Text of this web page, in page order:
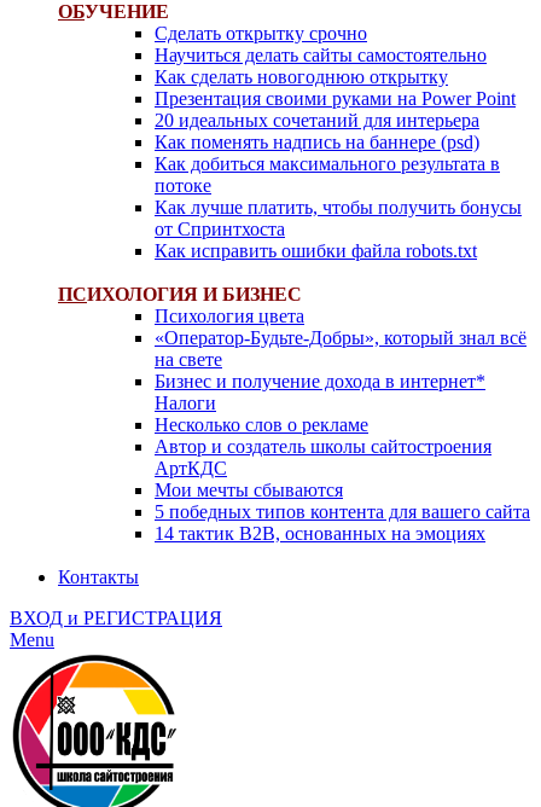
ОБУЧЕНИЕ
Сделать открытку срочно
Научиться делать сайты самостоятельно
Как сделать новогоднюю открытку
Презентация своими руками на Power Point
20 идеальных сочетаний для интерьера
Как поменять надпись на баннере (psd)
Как добиться максимального результата в
потоке
Как лучше платить, чтобы получить бонусы
от Спринтхоста
Как исправить ошибки файла robots.txt
ПСИХОЛОГИЯ И БИЗНЕС
Психология цвета
«Оператор-Будьте-Добры», который знал всё
на свете
Бизнес и получение дохода в интернет*
Налоги
Несколько слов о рекламе
Автор и создатель школы сайтостроения
АртКДС
Мои мечты сбываются
5 победных типов контента для вашего сайта
14 тактик B2B, основанных на эмоциях
Контакты
ВХОД и РЕГИСТРАЦИЯ
Menu